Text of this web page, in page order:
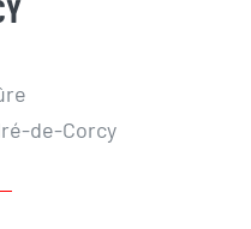
de-Corcy